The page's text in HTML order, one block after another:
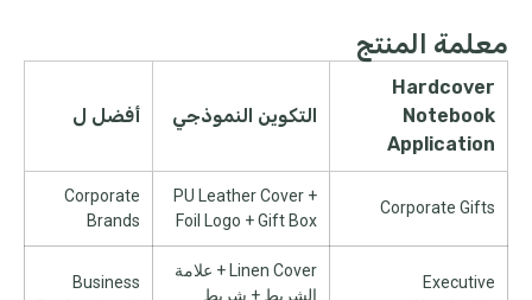
معلمة المنتج
Hardcover
Notebook
Application
التكوين النموذجي أفضل ل
Corporate Gifts
PU Leather Cover
Foil Logo+Gift Box
Corporate
Brands
Executive
Linen Cover+ علامة
الشريط + شريط
Business